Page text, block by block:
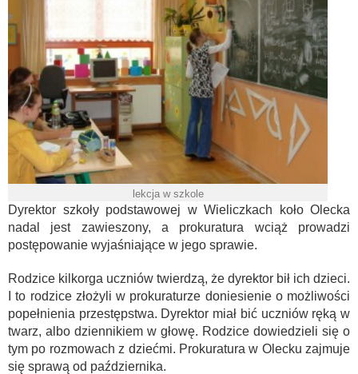
lekcja w szkole
Dyrektor szkoły podstawowej w Wieliczkach koło Olecka
nadal jest zawieszony, a prokuratura wciąż prowadzi
postępowanie wyjaśniające w jego sprawie.
Rodzice kilkorga uczniów twierdzą, że dyrektor bił ich dzieci.
I to rodzice złożyli w prokuraturze doniesienie o możliwości
popełnienia przestępstwa. Dyrektor miał bić uczniów ręką w
twarz, albo dziennikiem w głowę. Rodzice dowiedzieli się o
tym po rozmowach z dziećmi. Prokuratura w Olecku zajmuje
się sprawą od października.